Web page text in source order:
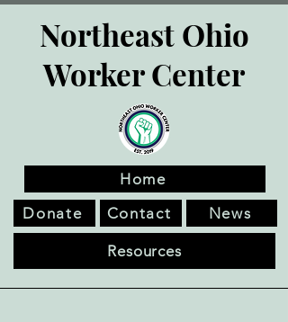
Northeast Ohio
Worker Center
Donate Contact News
Home
Resources